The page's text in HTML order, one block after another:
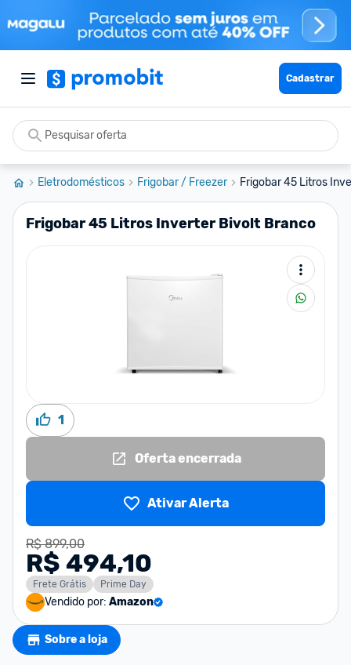
Cadastrar
Eletrodomésticos Frigobar / Freezer Frigobar 45 Litros
Frigobar 45 Litros Inverter Bivolt Branco
1
Oferta encerrada
Ativar Alerta
R$ 899,00
R$ 494,10
Frete Grátis Prime Day
Vendido por: Amazon
Sobre a loja